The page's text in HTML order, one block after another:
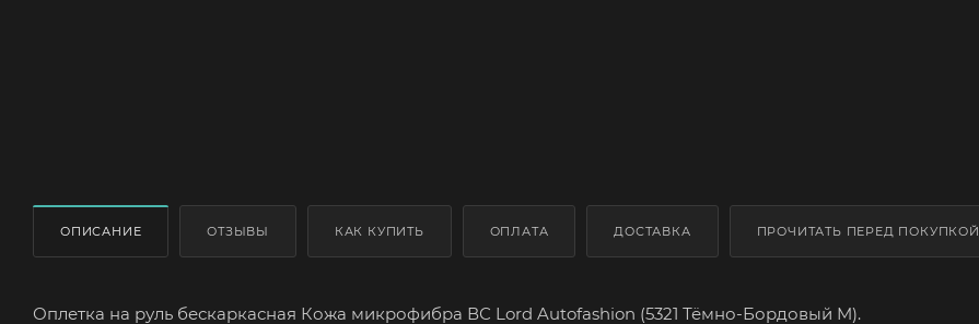
ОПИСАНИЕ ОТЗЫВЫ КАК КУПИТЬ ОПЛАТА ДОСТАВКА ПРОЧИТАТЬ ПЕРЕД ПОКУПКОЙ
Оплетка на руль бескаркасная Кожа микрофибра ВС Lord Autofashion (5321 Тёмно-Бордовый M).